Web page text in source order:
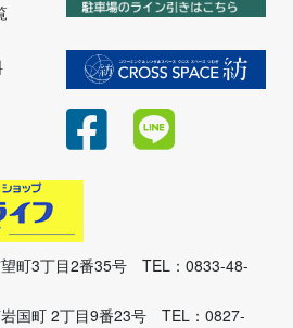
町3丁目2番35号 TEL：0833-48-
国町 2丁目9番23号 TEL：0827-